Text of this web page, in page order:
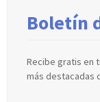
Boletín
Recibe gratis en
más destacadas